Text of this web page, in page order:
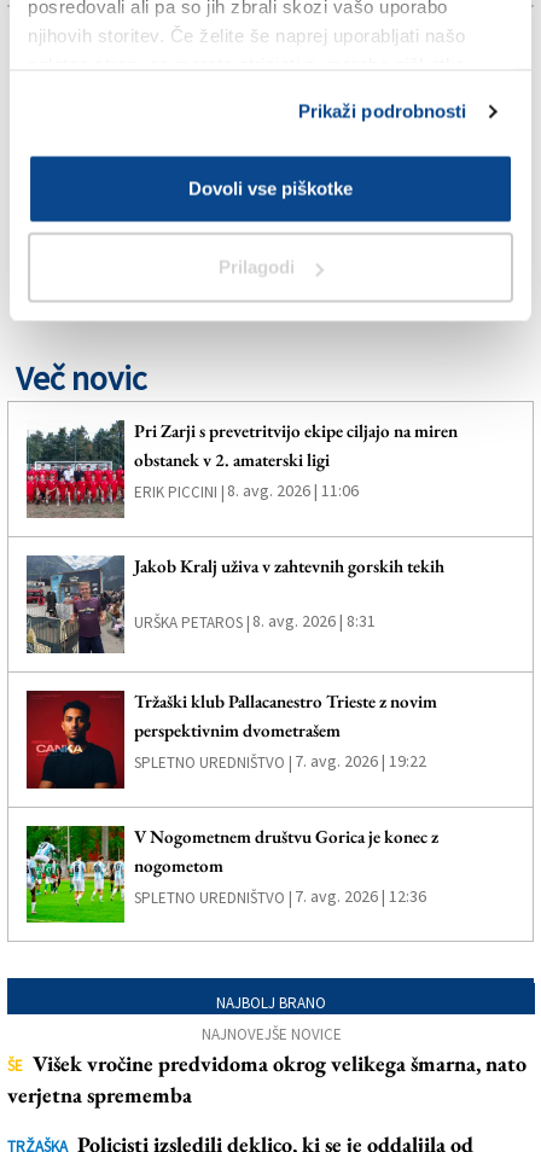
posredovali ali pa so jih zbrali skozi vašo uporabo
njihovih storitev. Če želite še naprej uporabljati našo
Prikaži podrobnosti
Dovoli vse piškotke
Prilagodi
TAGS:
NOGOMET
UDINESE
Več novic
Pri Zarji s prevetritvijo ekipe ciljajo na miren
obstanek v 2. amaterski ligi
ERIK PICCINI | 8. avg. 2026 | 11:06
Jakob Kralj uživa v zahtevnih gorskih tekih
URŠKA PETAROS | 8. avg. 2026 | 8:31
Tržaški klub Pallacanestro Trieste z novim
perspektivnim dvometrašem
SPLETNO UREDNIŠTVO | 7. avg. 2026 | 19:22
V Nogometnem društvu Gorica je konec z
nogometom
SPLETNO UREDNIŠTVO | 7. avg. 2026 | 12:36
NAJBOLJ BRANO
NAJNOVEJŠE NOVICE
ŠE Višek vročine predvidoma okrog velikega šmarna, nato
verjetna sprememba
TRŽAŠKA Policisti izsledili deklico, ki se je oddaljila od